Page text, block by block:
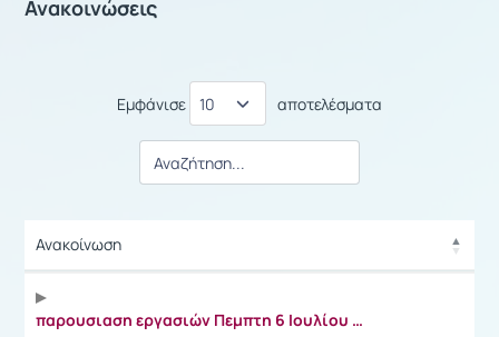
Ανακοινώσεις
Εμφάνισε αποτελέσματα
Ανακοίνωση
παρουσιαση εργασιών Πεμπτη 6 Ιουλίου 2023